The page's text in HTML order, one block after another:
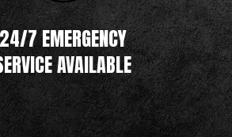
24/7 EMERGENCY
AVAILABLE